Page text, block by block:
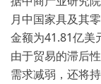
月中国家具及其
金额为41.81亿美
由于贸易的滞后
需求减弱，还将